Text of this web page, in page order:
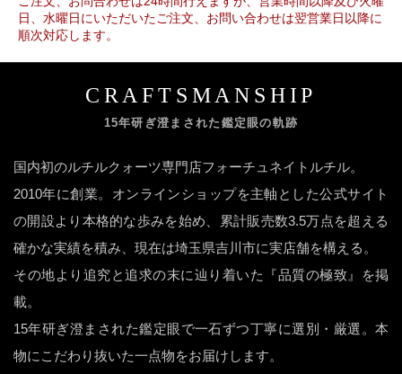
日、水曜日にいただいたご注文、お問い合わせは翌営業日以降に
順次対応します。
CRAFTSMANSHIP
15年研ぎ澄まされた鑑定眼の軌跡
国内初のルチルクォーツ専門店フォーチュネイトルチル。
2010年に創業。オンラインショップを主軸とした公式サイト
の開設より本格的な歩みを始め、累計販売数3.5万点を超える
確かな実績を積み、現在は埼玉県吉川市に実店舗を構える。
その地より追究と追求の末に辿り着いた『品質の極致』を掲
載。
15年研ぎ澄まされた鑑定眼で一石ずつ丁寧に選別・厳選。本
物にこだわり抜いた一点物をお届けします。